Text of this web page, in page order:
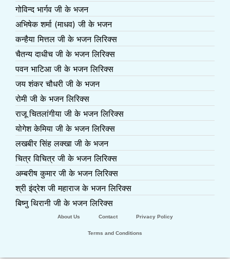
गोविन्द भार्गव जी के भजन
अभिषेक शर्मा (माधव) जी के भजन
कन्हैया मित्तल जी के भजन लिरिक्स
चैतन्य दाधीच जी के भजन लिरिक्स
पवन भाटिआ जी के भजन लिरिक्स
जय शंकर चौधरी जी के भजन
रोमी जी के भजन लिरिक्स
राजू चितलांगीया जी के भजन लिरिक्स
योगेश केमिया जी के भजन लिरिक्स
लखबीर सिंह लक्खा जी के भजन
चित्र विचित्र जी के भजन लिरिक्स
अम्बरीष कुमार जी के भजन लिरिक्स
श्री इंद्रेश जी महाराज के भजन लिरिक्स
बिष्नु थिरानी जी के भजन लिरिक्स
About Us Contact Privacy Policy
Terms and Conditions